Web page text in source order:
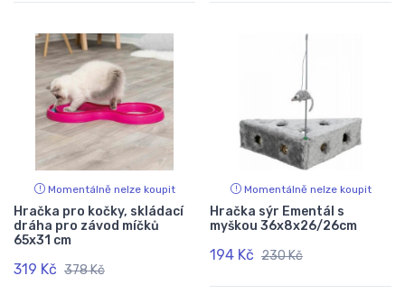
Momentálně nelze koupit
Hračka pro kočky, skládací
dráha pro závod míčků
65x31 cm
319 Kč 378 Kč
Momentálně nelze koupit
Hračka sýr Ementál s
myškou 36x8x26/26cm
194 Kč 230 Kč